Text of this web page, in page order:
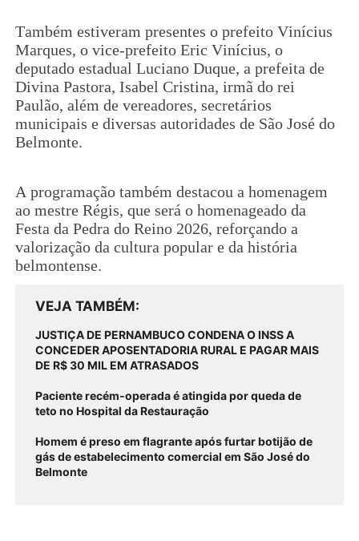
Também estiveram presentes o prefeito Vinícius
Marques, o vice-prefeito Eric Vinícius, o
deputado estadual Luciano Duque, a prefeita de
Divina Pastora, Isabel Cristina, irmã do rei
Paulão, além de vereadores, secretários
municipais e diversas autoridades de São José do
Belmonte.
A programação também destacou a homenagem
ao mestre Régis, que será o homenageado da
Festa da Pedra do Reino 2026, reforçando a
valorização da cultura popular e da história
belmontense.
VEJA TAMBÉM
JUSTIÇA DE PERNAMBUCO CONDENA O INSS A
CONCEDER APOSENTADORIA RURAL E PAGAR MAIS
DE R$ 30 MIL EM ATRASADOS
Paciente recém-operada é atingida por queda de
teto no Hospital da Restauração
Homem é preso em flagrante após furtar botijão de
gás de estabelecimento comercial em São José do
Belmonte